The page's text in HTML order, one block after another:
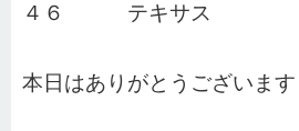
４６ テキサス
本日はありがとうございます